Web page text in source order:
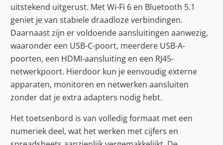
uitstekend uitgerust. Met Wi-Fi 6 en Bluetooth 5.1
geniet je van stabiele draadloze verbindingen.
Daarnaast zijn er voldoende aansluitingen aanwezig,
waaronder een USB-C-poort, meerdere USB-A-
poorten, een HDMI-aansluiting en een RJ45-
netwerkpoort. Hierdoor kun je eenvoudig externe
apparaten, monitoren en netwerken aansluiten
zonder dat je extra adapters nodig hebt.
Het toetsenbord is van volledig formaat met een
numeriek deel, wat het werken met cijfers en